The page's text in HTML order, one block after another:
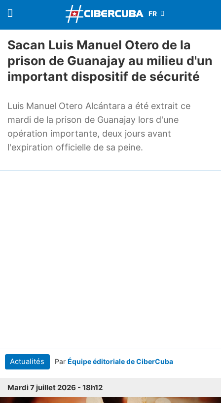
Sacan Luis Manuel Otero de la
prison de Guanajay au milieu d'un
important dispositif de sécurité
Luis Manuel Otero Alcántara a été extrait ce
mardi de la prison de Guanajay lors d'une
opération importante, deux jours avant
l'expiration officielle de sa peine.
Actualités Par Équipe éditoriale de CiberCuba
Mardi 7 juillet 2026 - 18h12